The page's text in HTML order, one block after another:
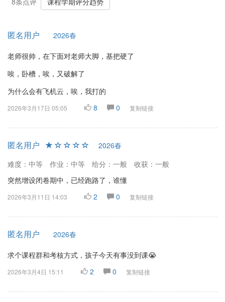
匿名用户 2026春
老师很帅，在下面对老师大脚，基把硬了
唉，卧槽，唉，又破解了
为什么会有飞机云，唉，我打的
2026年3月17日 05:05 8 0 复制链接
匿名用户
2026春
难度：中等
作业：中等 给分：一般
收获：一般
突然增设闭卷期中，已经跑路了，谁懂
2026年3月11日 14:03 2 0 复制链接
匿名用户 2026春
求个课程群和考核方式，孩子今天有事没到课😭
2026年3月4日 15:11 2 0 复制链接